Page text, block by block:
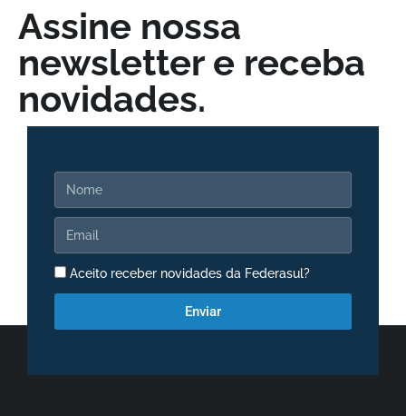
Assine nossa
newsletter e receba
novidades.
Aceito receber novidades da Federasul?
Enviar